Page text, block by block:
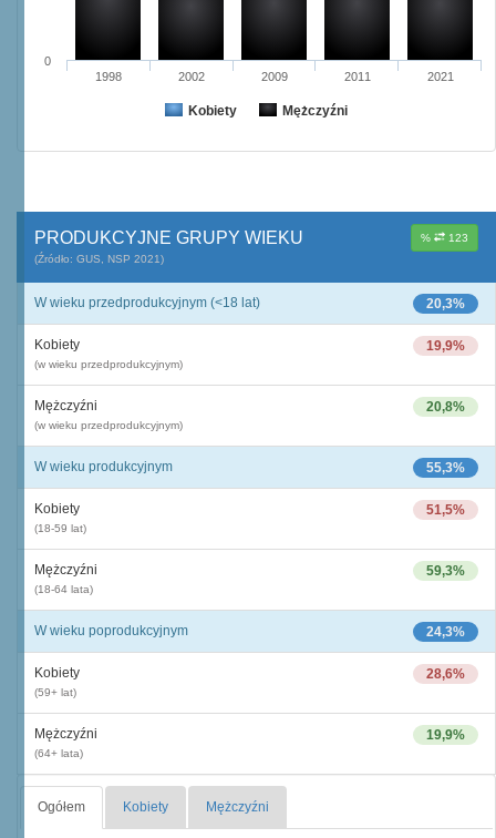
Kobiety Mężczyźni
1998 2002 2009 2011 2021
0
% 123
PRODUKCYJNE GRUPY WIEKU
(Źródło: GUS, NSP 2021)
20,3%
W wieku przedprodukcyjnym (<18 lat)
19,9%
Kobiety
(w wieku przedprodukcyjnym)
20,8%
Mężczyźni
(w wieku przedprodukcyjnym)
55,3%
W wieku produkcyjnym
51,5%
Kobiety
(18-59 lat)
59,3%
Mężczyźni
(18-64 lata)
24,3%
W wieku poprodukcyjnym
28,6%
Kobiety
(59+ lat)
19,9%
Mężczyźni
(64+ lata)
Ogółem Kobiety Mężczyźni